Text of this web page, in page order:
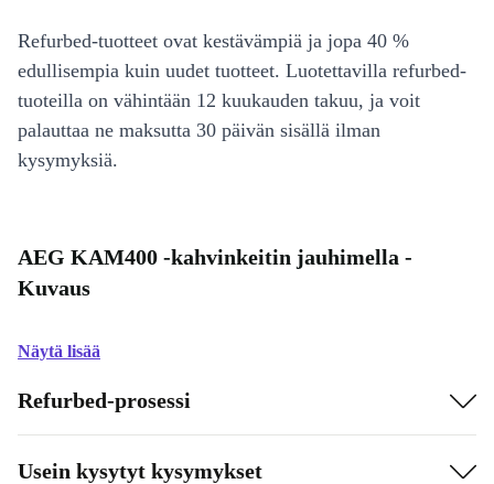
Refurbed-tuotteet ovat kestävämpiä ja jopa 40 %
edullisempia kuin uudet tuotteet. Luotettavilla refurbed-
tuoteilla on vähintään 12 kuukauden takuu, ja voit
palauttaa ne maksutta 30 päivän sisällä ilman
kysymyksiä.
AEG KAM400 -kahvinkeitin jauhimella -
Kuvaus
Näytä lisää
Refurbed-prosessi
Usein kysytyt kysymykset